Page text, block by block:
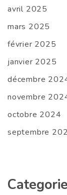
avril 2025
mars 2025
février 2025
janvier 2025
décembre
novembre
octobre 2024
septembre